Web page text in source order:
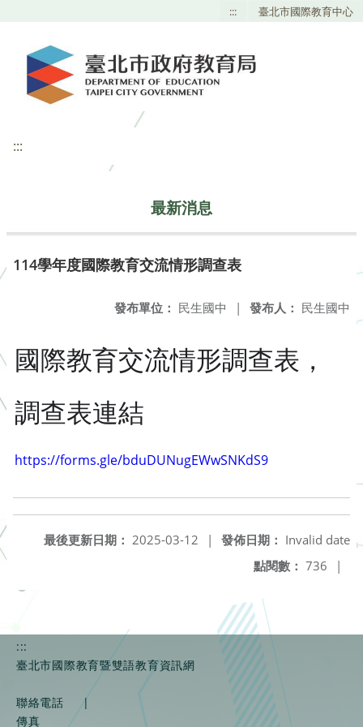
::: 臺北市國際教育中心
:::
最新消息
114學年度國際教育交流情形調查表
發布人： 民生國中
發布單位： 民生國中 |
國際教育交流情形調查表，
調查表連結
https://forms.gle/bduDUNugEWwSNKdS9
發佈日期： Invalid date
最後更新日期： 2025-03-12
|
點閱數： 736 |
:::
臺北市國際教育暨雙語教育資訊網
聯絡電話
|
傳真